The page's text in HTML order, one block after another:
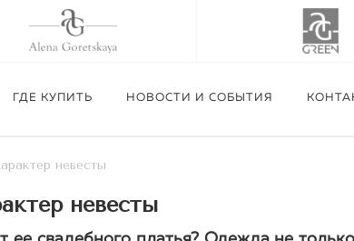
Изготовление корсетов под заказ
ГДЕ КУПИТЬ НОВОСТИ И СОБЫТИЯ
посетить шоу-рум Alena Goretskaya
невесты
невесты